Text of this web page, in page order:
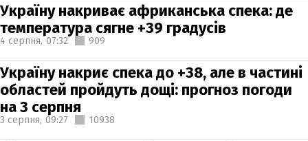
Україну накриває африканська спека: де
температура сягне +39 градусів
4 серпня, 07:32 909
Україну накриє спека до +38, але в частині
областей пройдуть дощі: прогноз погоди
на 3 серпня
3 серпня, 09:27 10938